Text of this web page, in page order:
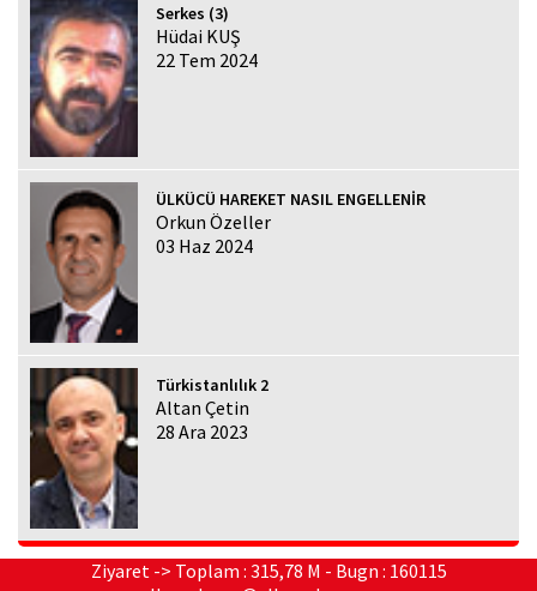
Serkes (3)
Hüdai KUŞ
22 Tem 2024
ÜLKÜCÜ HAREKET NASIL ENGELLENİR
Orkun Özeller
03 Haz 2024
Türkistanlılık 2
Altan Çetin
28 Ara 2023
Ziyaret -> Toplam : 315,78 M - Bugn : 160115